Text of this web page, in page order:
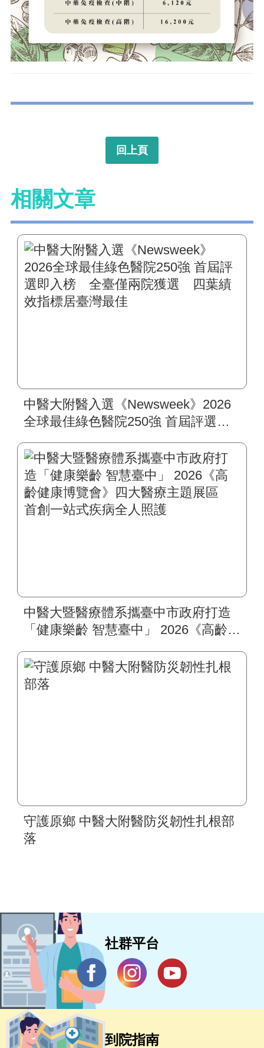
回上頁
相關文章
中醫大附醫入選《Newsweek》2026
全球最佳綠色醫院250強 首屆評選即
標居臺灣最佳
中醫大暨醫療體系攜臺中市政府打造
「健康樂齡 智慧臺中」 2026《高齡健
一站式疾病全人照護
守護原鄉 中醫大附醫防災韌性扎根部
落
社群平台
到院指南